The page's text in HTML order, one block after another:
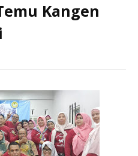
Kangen